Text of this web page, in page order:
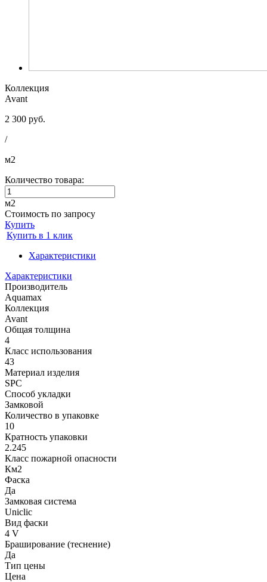
Коллекция
Avant
2 300 руб.
/
м2
Количество товара:
м2
Стоимость по запросу
Купить
Купить в 1 клик
Характеристики
Характеристики
Производитель
Aquamax
Коллекция
Avant
Общая толщина
4
Класс использования
43
Материал изделия
SPC
Способ укладки
Замковой
Количество в упаковке
10
Кратность упаковки
2.245
Класс пожарной опасности
Км2
Фаска
Да
Замковая система
Uniclic
Вид фаски
4 V
Браширование (теснение)
Да
Тип цены
Цена